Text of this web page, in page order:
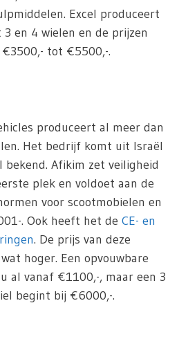
Excel produceert
en 4 wielen en de prijzen
tot €5500,-.
produceert al meer dan
Het bedrijf komt uit Israël
Afikim zet veiligheid
plek en voldoet aan de
voor scootmobielen en
. Ook heeft het de CE- en
. De prijs van deze
hoger. Een opvouwbare
al vanaf €1100,-, maar een 3
begint bij €6000,-.